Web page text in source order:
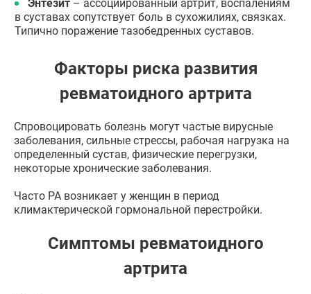
Энтезит – ассоциированный артрит, воспалениям
в суставах сопутствует боль в сухожилиях, связках.
Типично поражение тазобедренных суставов.
Факторы риска развития
ревматоидного артрита
Спровоцировать болезнь могут частые вирусные
заболевания, сильные стрессы, рабочая нагрузка на
определенный сустав, физические перегрузки,
некоторые хронические заболевания.
Часто РА возникает у женщин в период
климактерической гормональной перестройки.
Симптомы ревматоидного
артрита